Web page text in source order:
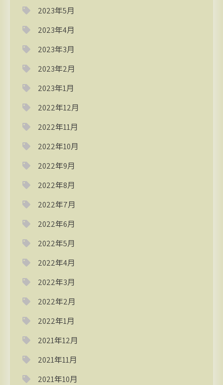
2023年5月
2023年4月
2023年3月
2023年2月
2023年1月
2022年12月
2022年11月
2022年10月
2022年9月
2022年8月
2022年7月
2022年6月
2022年5月
2022年4月
2022年3月
2022年2月
2022年1月
2021年12月
2021年11月
2021年10月